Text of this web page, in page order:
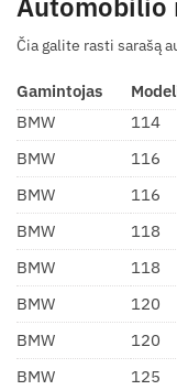
Čia galite rasti sarašą
Gamintojas
BMW 114
BMW
116
BMW
116
BMW
118
BMW
118
BMW
120
BMW
120
BMW
125